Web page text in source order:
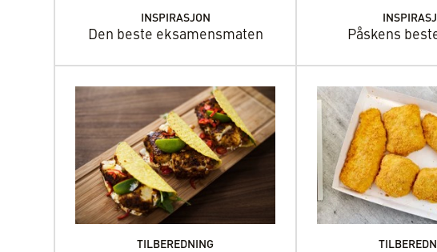
INSPIRASJON
Den beste eksamensmaten Påskens
TILBEREDNING